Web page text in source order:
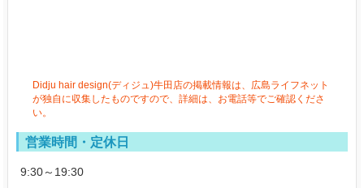
Didju hair design(ディジュ)牛田店の掲載情報は、広島ライフネット
が独自に収集したものですので、詳細は、お電話等でご確認くださ
い。
営業時間・定休日
9:30～19:30